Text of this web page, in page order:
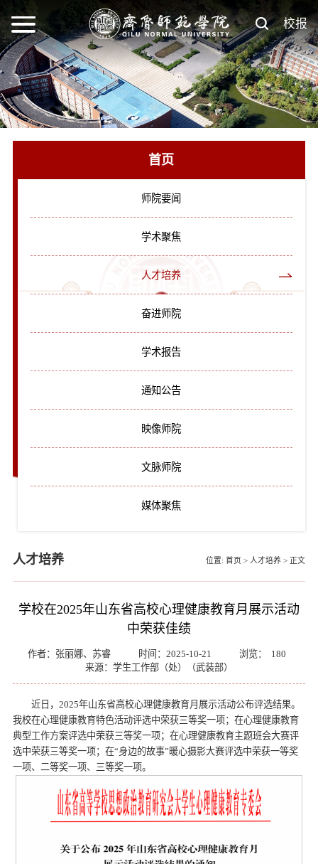
校报
首页
师院要闻
学术聚焦
人才培养
奋进师院
学术报告
通知公告
映像师院
文脉师院
媒体聚焦
人才培养 位置: 首页 > 人才培养 > 正文
学校在2025年山东省高校心理健康教育月展示活动
中荣获佳绩
作者：张丽娜、苏睿 时间：2025-10-21 浏览：
180
来源：学生工作部（处）（武装部）
近日，2025年山东省高校心理健康教育月展示活动公布评选结果。
我校在心理健康教育特色活动评选中荣获三等奖一项；在心理健康教育
典型工作方案评选中荣获三等奖一项；在心理健康教育主题班会大赛评
选中荣获三等奖一项；在“身边的故事”暖心摄影大赛评选中荣获一等奖
一项、二等奖一项、三等奖一项。